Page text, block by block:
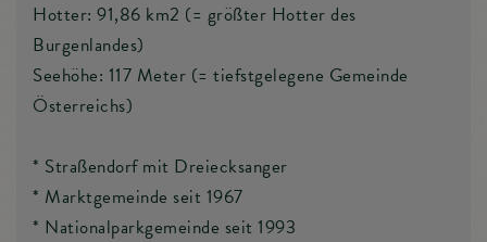
Hotter: 91,86 km2 (= größter Hotter des
Burgenlandes)
Seehöhe: 117 Meter (= tiefstgelegene Gemeinde
Österreichs)
* Straßendorf mit Dreiecksanger
* Marktgemeinde seit 1967
* Nationalparkgemeinde seit 1993